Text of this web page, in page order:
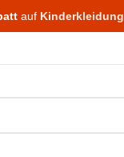
auf Kinderkleidung